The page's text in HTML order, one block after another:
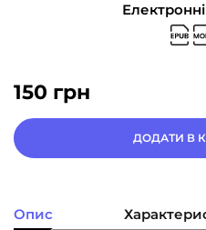
150 грн
ДОДАТИ В
Опис